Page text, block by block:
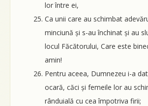
lor între ei,
Ca unii care au schimbat
minciună și s-au închinat și au
locul Făcătorului, Care este
amin!
Pentru aceea, Dumnezeu i-a
ocară, căci și femeile lor au
rânduială cu cea împotriva firii;